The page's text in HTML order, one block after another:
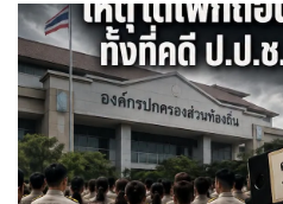
ผลคดีอาญา